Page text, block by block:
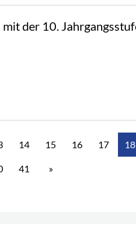
der 10.
14 15 16 17 18
41 »